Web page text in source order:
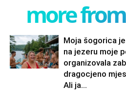
more
Moja šogorica
na jezeru moje
organizovala
dragocjeno
Ali ja...